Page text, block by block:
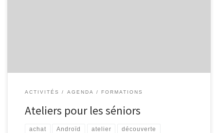
ACTIVITÉS AGENDA FORMATIONS
Ateliers pour les séniors
achat Androïd atelier découverte